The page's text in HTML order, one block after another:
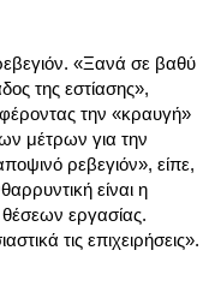
«Ξανά σε βαθύ
της εστίασης»,
την «κραυγή»
μέτρων για την
ρεβεγιόν», είπε,
είναι η
εργασίας.
τις επιχειρήσεις».